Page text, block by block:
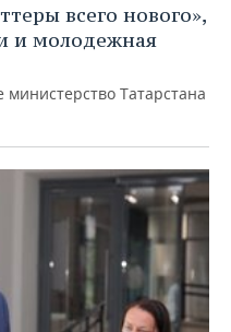
всего нового»,
и молодежная
Татарстана